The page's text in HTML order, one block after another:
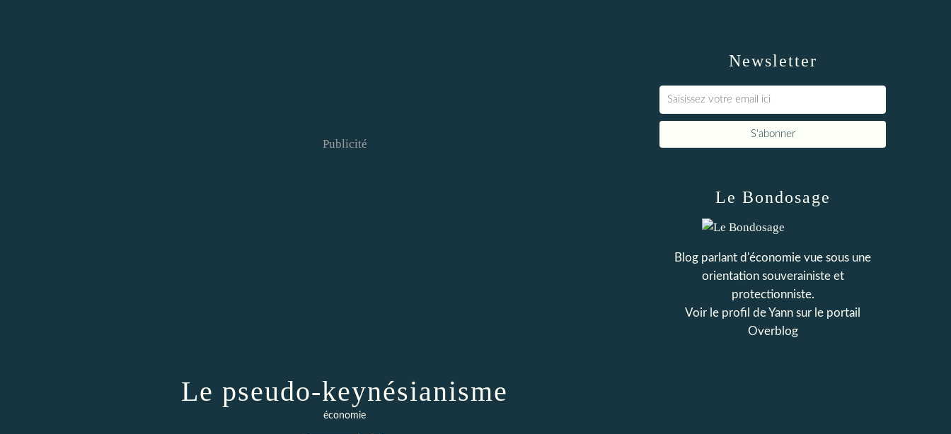
Publicité
Le pseudo-keynésianisme
économie
Newsletter
Le Bondosage
Blog parlant d'économie vue sous une
orientation souverainiste et
protectionniste.
Voir le profil deYann sur le portail
Overblog